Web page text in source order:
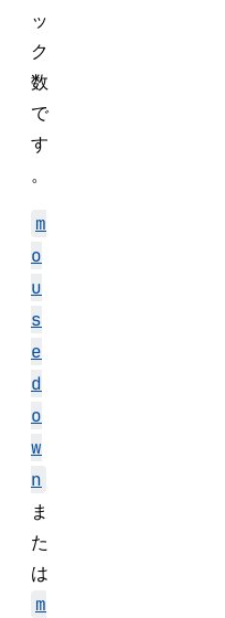
ッ
ク
数
で
す
。
m
o
u
s
e
d
o
w
n
ま
た
は
m